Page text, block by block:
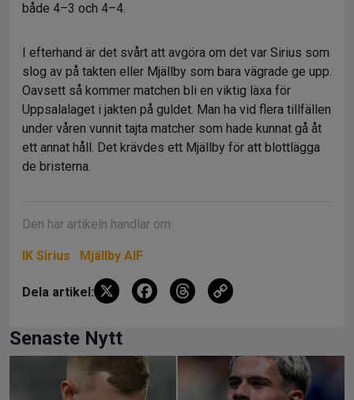
både 4–3 och 4–4.
I efterhand är det svårt att avgöra om det var Sirius som
slog av på takten eller Mjällby som bara vägrade ge upp.
Oavsett så kommer matchen bli en viktig läxa för
Uppsalalaget i jakten på guldet. Man ha vid flera tillfällen
under våren vunnit tajta matcher som hade kunnat gå åt
ett annat håll. Det krävdes ett Mjällby för att blottlägga
de bristerna.
Den här artikeln handlar om:
IK Sirius Mjällby AIF
Dela artikel: X
F
T
a
Li
n
Senaste Nytt